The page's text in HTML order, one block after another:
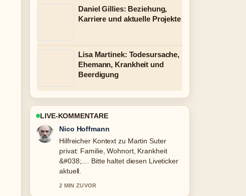
Daniel Gillies: Beziehung,
Karriere und aktuelle Projekte
Lisa Martinek: Todesursache,
Ehemann, Krankheit und
Beerdigung
LIVE-KOMMENTARE
Hannah Weber
Die Berichterstattung zu Giuliana
Farfalla: Früherer Name, Karriere,
Freund &#038;... wirkt solide und sehr
gut nachvollziehbar.
4 MIN ZUVOR